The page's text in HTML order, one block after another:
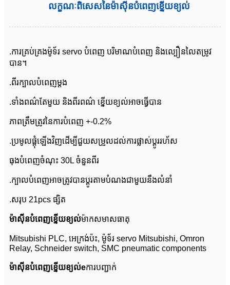
លក្ខណៈពិសេសនៃម៉ាស៊ីនបំពេញខ្នើយខ្យល់
.ការគ្រប់គ្រងម៉ូទ័រ servo បំពេញ បរិមាណបំពេញ និងល្បឿនលៃតម្រូវ
បាន។
.ពីរក្បាលបំពេញម្តង
.ទាំងពណ៌តែមួយ និងពីរពណ៌ ខ្នើយខ្យល់អាចធ្វើបាន
ភាពត្រឹមត្រូវនៃការបំពេញ +-0.2%
.ប្រមូលផ្តុំឡើងវិញដើម្បីជួយសម្រួលដល់ការផ្លាស់ប្តូររហ័ស
ធុងបំពេញចំណុះ 30L ចំនួនពីរ
.ក្បាលបំពេញអាចត្រូវបានប្ដូរតាមបំណងជាមួយនឹងលំនាំ
.សរុប 21pcs ផ្សិត
ម៉ាស៊ីនបំពេញខ្នើយខ្យល់ម៉ាកសមាសធាតុ
Mitsubishi PLC, អេក្រង់ប៉ះ, ម៉ូទ័រ servo Mitsubishi, Omron
Relay, Schneider switch, SMC pneumatic components
ម៉ាស៊ីនបំពេញខ្នើយខ្យល់eការបញ្ជាក់